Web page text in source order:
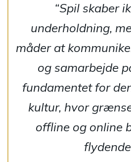
“Spil skaber
underholdning,
måder at
og samarbejde
fundamentet for
kultur, hvor
offline og online